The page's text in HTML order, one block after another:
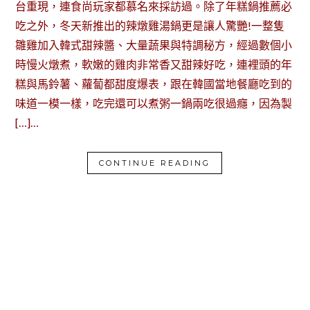
台重現，連食尚玩家都慕名來採訪過。除了年糕鍋推薦必
吃之外，冬天新推出的辣燉雞湯鍋更是讓人驚艷!一整隻
雛雞加入韓式甜辣醬、大量蔬果與特調秘方，經過數個小
時慢火燉煮，軟嫩的雞肉非常香又甜辣好吃，連裡頭的年
糕與馬鈴薯、蘿蔔都甜度爆表，跟在韓國當地餐廳吃到的
味道一模一樣，吃完還可以煮粥一鍋兩吃很過癮，因為製
[…]…
CONTINUE READING